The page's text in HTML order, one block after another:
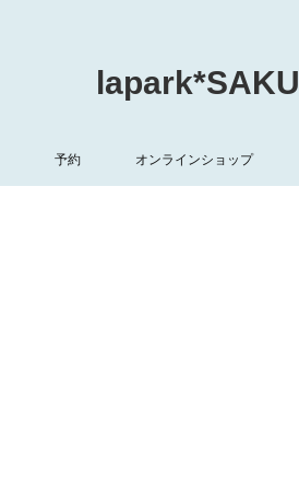
lapark*SAKU
予約 オンラインショップ